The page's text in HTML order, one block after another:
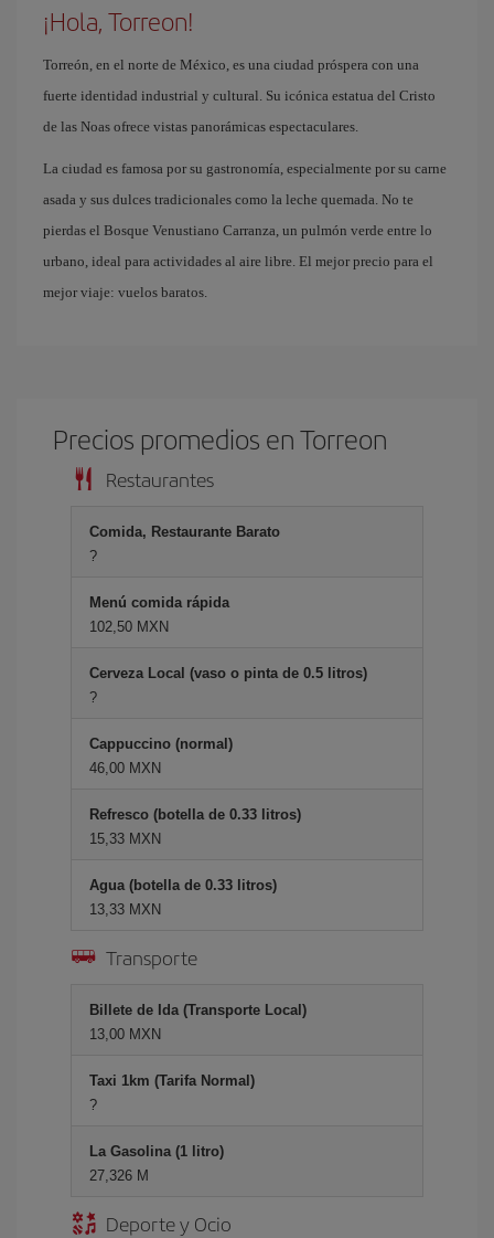
¡Hola, Torreon!
Torreón, en el norte de México, es una ciudad próspera con una
fuerte identidad industrial y cultural. Su icónica estatua del Cristo
de las Noas ofrece vistas panorámicas espectaculares.
La ciudad es famosa por su gastronomía, especialmente por su carne
asada y sus dulces tradicionales como la leche quemada. No te
pierdas el Bosque Venustiano Carranza, un pulmón verde entre lo
urbano, ideal para actividades al aire libre. El mejor precio para el
mejor viaje: vuelos baratos.
Precios promedios en Torreon
Restaurantes
Comida, Restaurante Barato
?
Menú comida rápida
102,50 MXN
Cerveza Local (vaso o pinta de 0.5 litros)
?
Cappuccino (normal)
46,00 MXN
Refresco (botella de 0.33 litros)
15,33 MXN
Agua (botella de 0.33 litros)
13,33 MXN
Transporte
Billete de Ida (Transporte Local)
13,00 MXN
Taxi 1km (Tarifa Normal)
?
La Gasolina (1 litro)
27,326 M
Deporte y Ocio